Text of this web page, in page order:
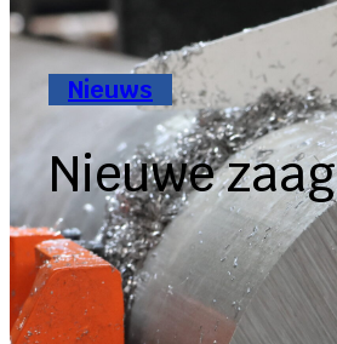
Nieuws
Nieuwe zaag